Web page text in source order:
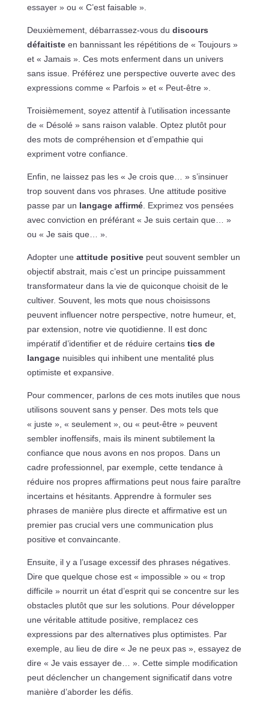
essayer » ou « C’est faisable ».
Deuxièmement, débarrassez-vous du discours
défaitisteen bannissant les répétitions de « Toujours »
et « Jamais ». Ces mots enferment dans un univers
sans issue. Préférez une perspective ouverte avec des
expressions comme « Parfois » et « Peut-être ».
Troisièmement, soyez attentif à l’utilisation incessante
de « Désolé » sans raison valable. Optez plutôt pour
des mots de compréhension et d’empathie qui
expriment votre confiance.
Enfin, ne laissez pas les « Je crois que… » s’insinuer
trop souvent dans vos phrases. Une attitude positive
passe par un langage affirmé. Exprimez vos pensées
avec conviction en préférant « Je suis certain que… »
ou « Je sais que… ».
Adopter une attitude positivepeut souvent sembler un
objectif abstrait, mais c’est un principe puissamment
transformateur dans la vie de quiconque choisit de le
cultiver. Souvent, les mots que nous choisissons
peuvent influencer notre perspective, notre humeur, et,
par extension, notre vie quotidienne. Il est donc
impératif d’identifier et de réduire certains tics de
langagenuisibles qui inhibent une mentalité plus
optimiste et expansive.
Pour commencer, parlons de ces mots inutiles que nous
utilisons souvent sans y penser. Des mots tels que
« juste », « seulement », ou « peut-être » peuvent
sembler inoffensifs, mais ils minent subtilement la
confiance que nous avons en nos propos. Dans un
cadre professionnel, par exemple, cette tendance à
réduire nos propres affirmations peut nous faire paraître
incertains et hésitants. Apprendre à formuler ses
phrases de manière plus directe et affirmative est un
premier pas crucial vers une communication plus
positive et convaincante.
Ensuite, il y a l’usage excessif des phrases négatives.
Dire que quelque chose est « impossible » ou « trop
difficile » nourrit un état d’esprit qui se concentre sur les
obstacles plutôt que sur les solutions. Pour développer
une véritable attitude positive, remplacez ces
expressions par des alternatives plus optimistes. Par
exemple, au lieu de dire « Je ne peux pas », essayez de
dire « Je vais essayer de… ». Cette simple modification
peut déclencher un changement significatif dans votre
manière d’aborder les défis.